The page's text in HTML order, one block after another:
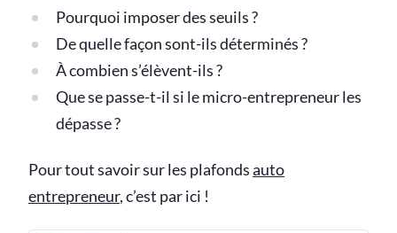
Pourquoi imposer des seuils ?
De quelle façon sont-ils déterminés ?
À combien s’élèvent-ils ?
Que se passe-t-il si le micro-entrepreneur les
dépasse ?
Pour tout savoir sur les plafondsauto
entrepreneur, c’est par ici !